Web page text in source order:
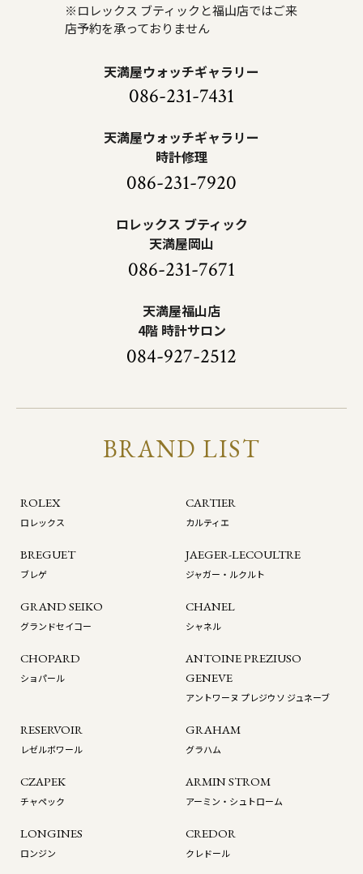
※ロレックス ブティックと福山店ではご来
店予約を承っておりません
天満屋ウォッチギャラリー
086-231-7431
天満屋ウォッチギャラリー
時計修理
086-231-7920
ロレックス ブティック
天満屋岡山
086-231-7671
天満屋福山店
4階 時計サロン
084-927-2512
BRAND LIST
ROLEX
ロレックス
CARTIER
カルティエ
BREGUET
ブレゲ
JAEGER-LECOULTRE
ジャガー・ルクルト
GRAND SEIKO
グランドセイコー
CHANEL
シャネル
CHOPARD
ショパール
ANTOINE PREZIUSO
GENEVE
アントワーヌ プレジウソ ジュネーブ
RESERVOIR
レゼルボワール
GRAHAM
グラハム
CZAPEK
チャペック
ARMIN STROM
アーミン・シュトローム
LONGINES
ロンジン
CREDOR
クレドール